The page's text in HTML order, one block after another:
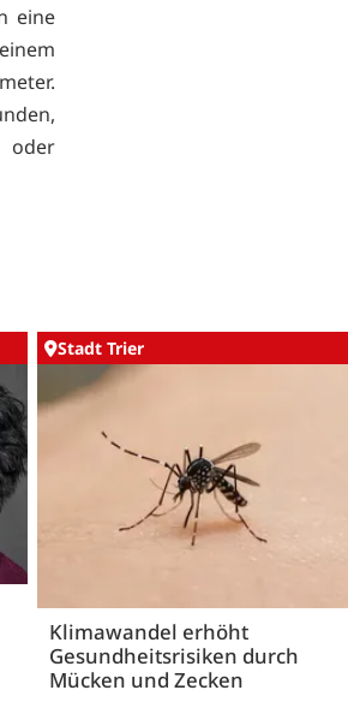
eine
oder
Stadt Trier
Klimawandel erhöht
Gesundheitsrisiken durch
Mücken und Zecken